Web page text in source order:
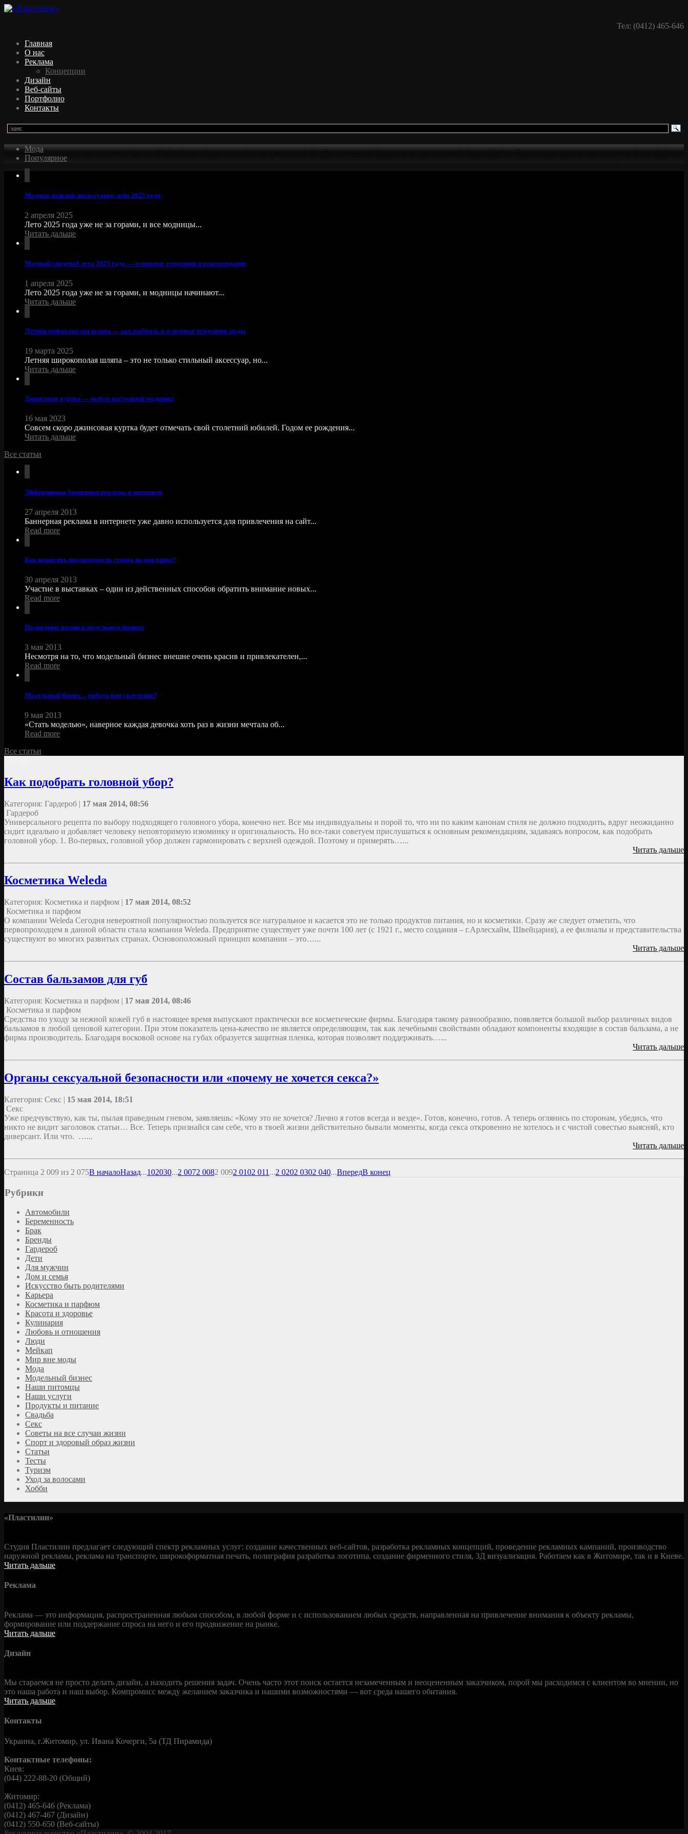
Тел: (0412) 465-646
Главная
О нас
Реклама
Концепции
Дизайн
Веб-сайты
Портфолио
Контакты
Мода
Популярное
Модные женские аксессуары: лето 2025 года
2 апреля 2025
Лето 2025 года уже не за горами, и все модницы...
Читать дальше
Модный гардероб лета 2025 года — основные тенденции и рекомендации
1 апреля 2025
Лето 2025 года уже не за горами, и модницы начинают...
Читать дальше
Летняя широкополая шляпа — как выбрать и основные тенденции моды
19 марта 2025
Летняя широкополая шляпа – это не только стильный аксессуар, но...
Читать дальше
Джинсовая куртка — выбор настоящей модницы
16 мая 2023
Совсем скоро джинсовая куртка будет отмечать свой столетний юбилей. Годом ее рождения...
Читать дальше
Все статьи
Эффективная баннерная реклама в интернете
27 апреля 2013
Баннерная реклама в интернете уже давно используется для привлечения на сайт...
Read more
Как повысить посещаемость стенда на выставке?
30 апреля 2013
Участие в выставках – один из действенных способов обратить внимание новых...
Read more
Подводные камни в модельном бизнесе
3 мая 2013
Несмотря на то, что модельный бизнес внешне очень красив и привлекателен,...
Read more
Модельный бизнес – работа или увлечение?
9 мая 2013
«Стать моделью», наверное каждая девочка хоть раз в жизни мечтала об...
Read more
Все статьи
Как подобрать головной убор?
Категория: Гардероб | 17 мая 2014, 08:56
Гардероб
Универсального рецепта по выбору подходящего головного убора, конечно нет. Все мы индивидуальны и порой то, что ни по каким канонам стиля не должно подходить, вдруг неожиданно
сидит идеально и добавляет человеку неповторимую изюминку и оригинальность. Но все-таки советуем прислушаться к основным рекомендациям, задаваясь вопросом, как подобрать
головной убор. 1. Во-первых, головной убор должен гармонировать с верхней одеждой. Поэтому и примерять…...
Читать дальше
Косметика Weleda
Категория: Косметика и парфюм | 17 мая 2014, 08:52
Косметика и парфюм
О компании Weleda Сегодня невероятной популярностью пользуется все натуральное и касается это не только продуктов питания, но и косметики. Сразу же следует отметить, что
первопроходцем в данной области стала компания Weleda. Предприятие существует уже почти 100 лет (с 1921 г., место создания – г.Арлесхайм, Швейцария), а ее филиалы и представительства
существуют во многих развитых странах. Основоположный принцип компании – это…...
Читать дальше
Состав бальзамов для губ
Категория: Косметика и парфюм | 17 мая 2014, 08:46
Косметика и парфюм
Средства по уходу за нежной кожей губ в настоящее время выпускают практически все косметические фирмы. Благодаря такому разнообразию, появляется большой выбор различных видов
бальзамов в любой ценовой категории. При этом показатель цена-качество не является определяющим, так как лечебными свойствами обладают компоненты входящие в состав бальзама, а не
фирма производитель. Благодаря восковой основе на губах образуется защитная пленка, которая позволяет поддерживать…...
Читать дальше
Органы сексуальной безопасности или «почему не хочется секса?»
Категория: Секс | 15 мая 2014, 18:51
Секс
Уже предчувствую, как ты, пылая праведным гневом, заявляешь: «Кому это не хочется? Лично я готов всегда и везде». Готов, конечно, готов. А теперь оглянись по сторонам, убедись, что
никто не видит заголовок статьи… Все. Теперь признайся сам себе, что в твоей жизни действительно бывали моменты, когда секса откровенно не хотелось и с чистой совестью выясняй, кто
диверсант. Или что. …...
Читать дальше
Страница 2 009 из 2 075В началоНазад...102030...2 0072 0082 0092 0102 011 ...2 0202 0302 040...ВпередВ конец
Рубрики
Автомобили
Беременность
Брак
Бренды
Гардероб
Дети
Для мужчин
Дом и семья
Искусство быть родителями
Карьера
Косметика и парфюм
Красота и здоровье
Кулинария
Любовь и отношения
Люди
Мейкап
Мир вне моды
Мода
Модельный бизнес
Наши питомцы
Наши услуги
Продукты и питание
Свадьба
Секс
Советы на все случаи жизни
Спорт и здоровый образ жизни
Статьи
Тесты
Туризм
Уход за волосами
Хобби
«Пластилин»
Студия Пластилин предлагает следующий спектр рекламных услуг: создание качественных веб-сайтов, разработка рекламных концепций, проведение рекламных кампаний, производство
наружной рекламы, реклама на транспорте, широкоформатная печать, полиграфия разработка логотипа, создание фирменного стиля, 3Д визуализация. Работаем как в Житомире, так и в Киеве.
Читать дальше
Реклама
Реклама — это информация, распространенная любым способом, в любой форме и с использованием любых средств, направленная на привлечение внимания к объекту рекламы,
формирование или поддержание спроса на него и его продвижение на рынке.
Читать дальше
Дизайн
Мы стараемся не просто делать дизайн, а находить решения задач. Очень часто этот поиск остается незамеченным и неоцененным заказчиком, порой мы расходимся с клиентом во мнении, но
это наша работа и наш выбор. Компромисс между желанием заказчика и нашими возможностями — вот среда нашего обитания.
Читать дальше
Контакты
Украина, г.Житомир, ул. Ивана Кочерги, 5а (ТД Пирамида)
Контактные телефоны:
Киев:
(044) 222-88-20 (Общий)
Житомир:
(0412) 465-646 (Реклама)
(0412) 467-467 (Дизайн)
(0412) 550-650 (Веб-сайты)